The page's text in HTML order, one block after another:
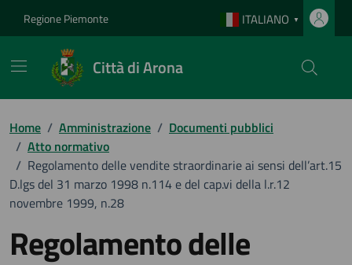
Regione Piemonte ITALIANO ▼
Città di Arona
Home / Amministrazione / Documenti pubblici
/ Atto normativo
/ Regolamento delle vendite straordinarie ai sensi dell’art.15
D.lgs del 31 marzo 1998 n.114 e del cap.vi della l.r.12
novembre 1999, n.28
Regolamento delle